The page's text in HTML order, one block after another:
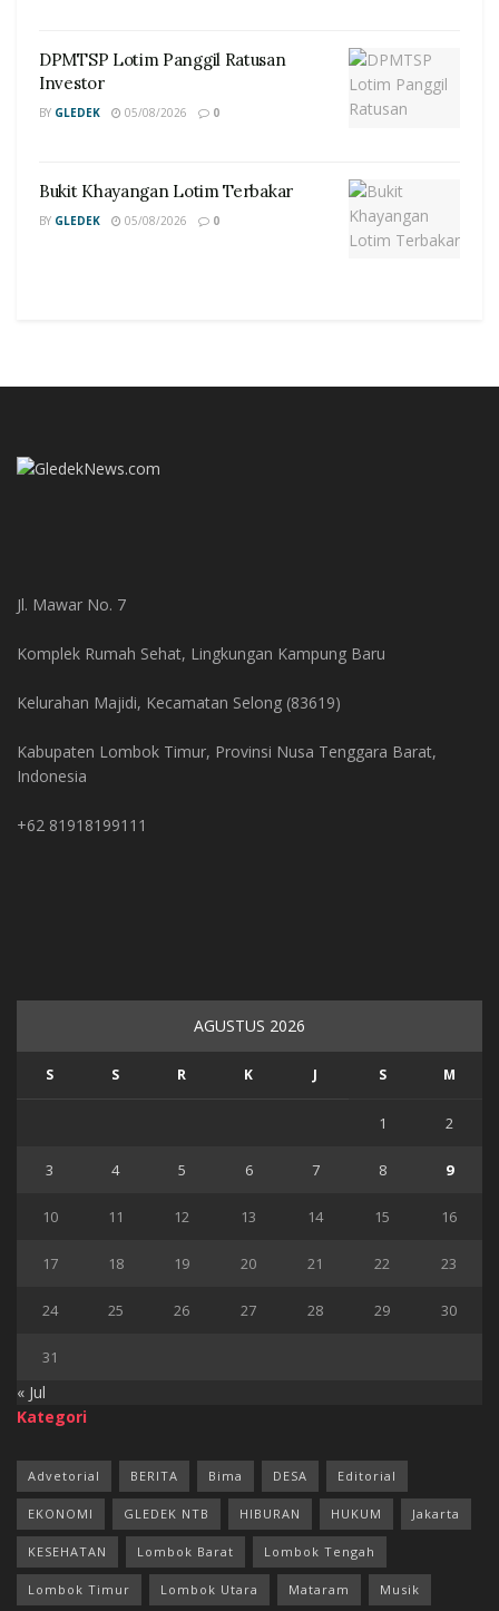
DPMTSP Lotim Panggil Ratusan
Investor
BY GLEDEK 05/08/2026 0
Bukit Khayangan Lotim Terbakar
BY GLEDEK 05/08/2026 0
Jl. Mawar No. 7
Komplek Rumah Sehat, Lingkungan Kampung Baru
Kelurahan Majidi, Kecamatan Selong (83619)
Kabupaten Lombok Timur, Provinsi Nusa Tenggara Barat,
Indonesia
+62 81918199111
AGUSTUS 2026
S S R K J S M
1 2
3 4 5 6 7 8 9
10 11 12 13 14 15 16
17 18 19 20 21 22 23
24 25 26 27 28 29 30
31
« Jul
Kategori
Advetorial BERITA Bima DESA Editorial
EKONOMI GLEDEK NTB HIBURAN HUKUM Jakarta
KESEHATAN Lombok Barat Lombok Tengah
Lombok Timur Lombok Utara Mataram Musik